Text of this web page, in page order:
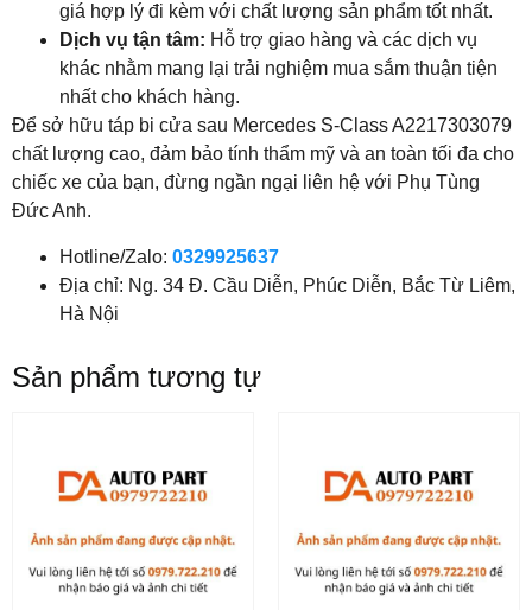
giá hợp lý đi kèm với chất lượng sản phẩm tốt nhất.
Dịch vụ tận tâm: Hỗ trợ giao hàng và các dịch vụ
khác nhằm mang lại trải nghiệm mua sắm thuận tiện
nhất cho khách hàng.
Để sở hữu táp bi cửa sau Mercedes S-Class A2217303079
chất lượng cao, đảm bảo tính thẩm mỹ và an toàn tối đa cho
chiếc xe của bạn, đừng ngần ngại liên hệ với Phụ Tùng
Đức Anh.
Hotline/Zalo: 0329925637
Địa chỉ: Ng. 34 Đ. Cầu Diễn, Phúc Diễn, Bắc Từ Liêm,
Hà Nội
Sản phẩm tương tự